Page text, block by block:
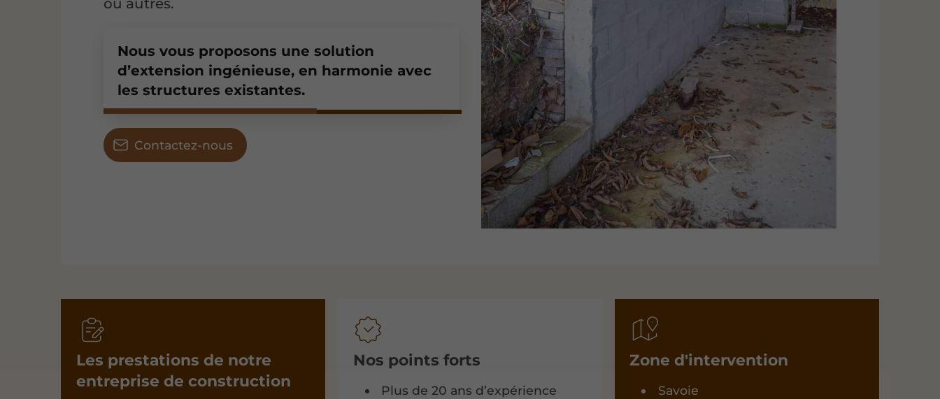
ou autres.
Nous vous proposons une solution
d’extension ingénieuse, en harmonie avec
les structures existantes.
Contactez-nous
Les prestations de notre
entreprise de construction
Nos points forts
Plus de 20 ans d’expérience
Zone d'intervention
Savoie